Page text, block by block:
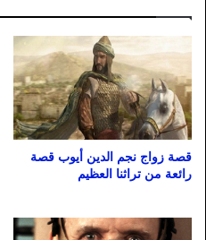
قصة زواج نجم الدين أيوب قصة
رائعة من تراثنا العظيم